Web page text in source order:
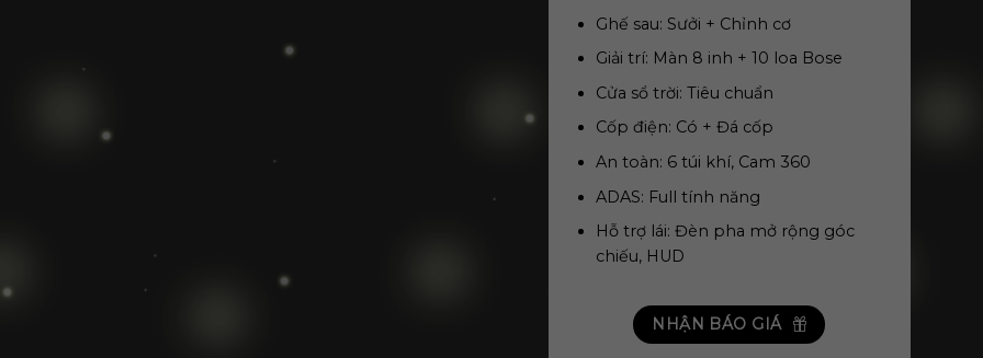
Ghế sau: Sưởi + Chỉnh cơ
Giải trí: Màn 8 inh + 10 loa Bose
Cửa sổ trời: Tiêu chuẩn
Cốp điện: Có + Đá cốp
An toàn: 6 túi khí, Cam 360
ADAS: Full tính năng
Hỗ trợ lái: Đèn pha mở rộng góc
chiếu, HUD
NHẬN BÁO GIÁ